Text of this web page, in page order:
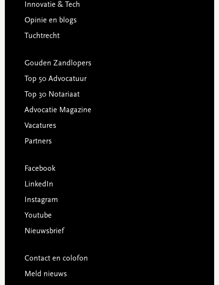
Innovatie & Tech
Opinie en blogs
Tuchtrecht
Gouden Zandlopers
Top 50 Advocatuur
Top 30 Notariaat
Advocatie Magazine
Vacatures
Partners
Facebook
LinkedIn
Instagram
Youtube
Nieuwsbrief
Contact en colofon
Meld nieuws